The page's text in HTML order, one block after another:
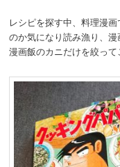
レシピを探す中、料理漫
のか気になり読み漁り、
漫画飯のカニだけを絞って